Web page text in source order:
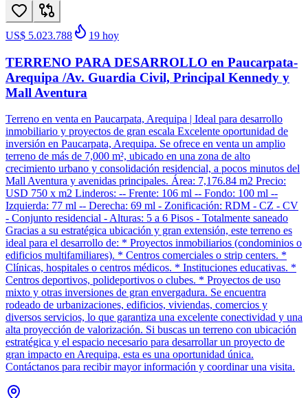
US$ 5.023.788 19 hoy
TERRENO PARA DESARROLLO en Paucarpata-
Arequipa /Av. Guardia Civil, Principal Kennedy y
Mall Aventura
Terreno en venta en Paucarpata, Arequipa | Ideal para desarrollo
inmobiliario y proyectos de gran escala Excelente oportunidad de
inversión en Paucarpata, Arequipa. Se ofrece en venta un amplio
terreno de más de 7,000 m², ubicado en una zona de alto
crecimiento urbano y consolidación residencial, a pocos minutos del
Mall Aventura y avenidas principales. Área: 7,176.84 m2 Precio:
USD 750 x m2 Linderos: -- Frente: 106 ml -- Fondo: 100 ml --
Izquierda: 77 ml -- Derecha: 69 ml - Zonificación: RDM - CZ - CV
- Conjunto residencial - Alturas: 5 a 6 Pisos - Totalmente saneado
Gracias a su estratégica ubicación y gran extensión, este terreno es
ideal para el desarrollo de: * Proyectos inmobiliarios (condominios o
edificios multifamiliares). * Centros comerciales o strip centers. *
Clínicas, hospitales o centros médicos. * Instituciones educativas. *
Centros deportivos, polideportivos o clubes. * Proyectos de uso
mixto y otras inversiones de gran envergadura. Se encuentra
rodeado de urbanizaciones, edificios, viviendas, comercios y
diversos servicios, lo que garantiza una excelente conectividad y una
alta proyección de valorización. Si buscas un terreno con ubicación
estratégica y el espacio necesario para desarrollar un proyecto de
gran impacto en Arequipa, esta es una oportunidad única.
Contáctanos para recibir mayor información y coordinar una visita.